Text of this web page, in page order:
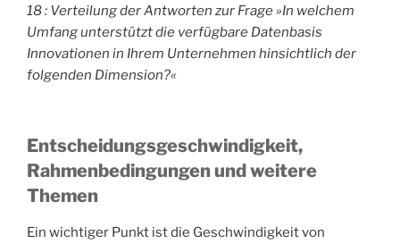
18 : Verteilung der Antworten zur Frage »In welchem
Umfang unterstützt die verfügbare Datenbasis
Innovationen in Ihrem Unternehmen hinsichtlich der
folgenden Dimension?«
Entscheidungsgeschwindigkeit,
Rahmenbedingungen und weitere
Themen
Ein wichtiger Punkt ist die Geschwindigkeit von